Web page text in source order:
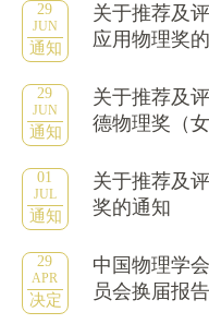
29
JUN
通知
关于推荐及
应用物理奖
29
JUN
通知
关于推荐及
德物理奖（
01
JUL
通知
关于推荐及
奖的通知
29
APR
决定
中国物理学
员会换届报